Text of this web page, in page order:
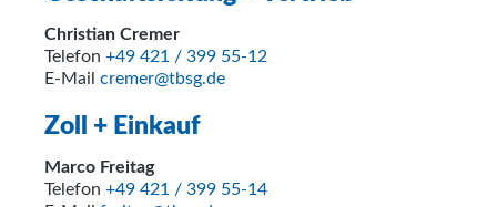
Christian Cremer
Telefon +49 421 / 399 55-12
E-Mail cremer@tbsg.de
Zoll + Einkauf
Marco Freitag
Telefon +49 421 / 399 55-14